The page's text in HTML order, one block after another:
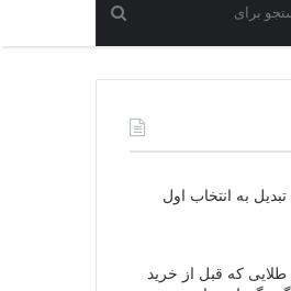
به انتخاب اول
طلایی که قبل از خرید